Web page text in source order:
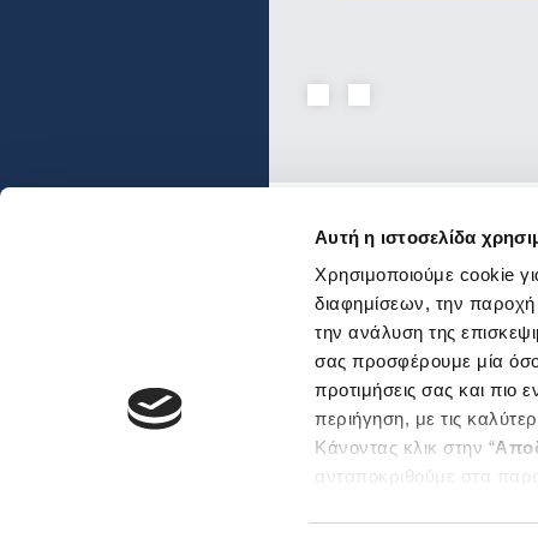
Αυτή η ιστοσελίδα
Χρησιμοποιούμε cookie
διαφημίσεων, την
την ανάλυση της
σας προσφέρουμε μία όσο
προτιμήσεις σας και πιο
περιήγηση, με τις
Κάνοντας κλικ στην “
ανταποκριθούμε στα
Ενώσεις και
Χρήσιμοι κόμβοι
Επικοινωνία
Αποστολή Ηλ.
Emails και τηλέφωνα
εξυπηρέτησης
Βρείτε μας εδώ
Αθήνα
Sitemap